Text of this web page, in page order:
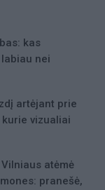
kas
nei
artėjant prie
vizualiai
atėmė
pranešė,